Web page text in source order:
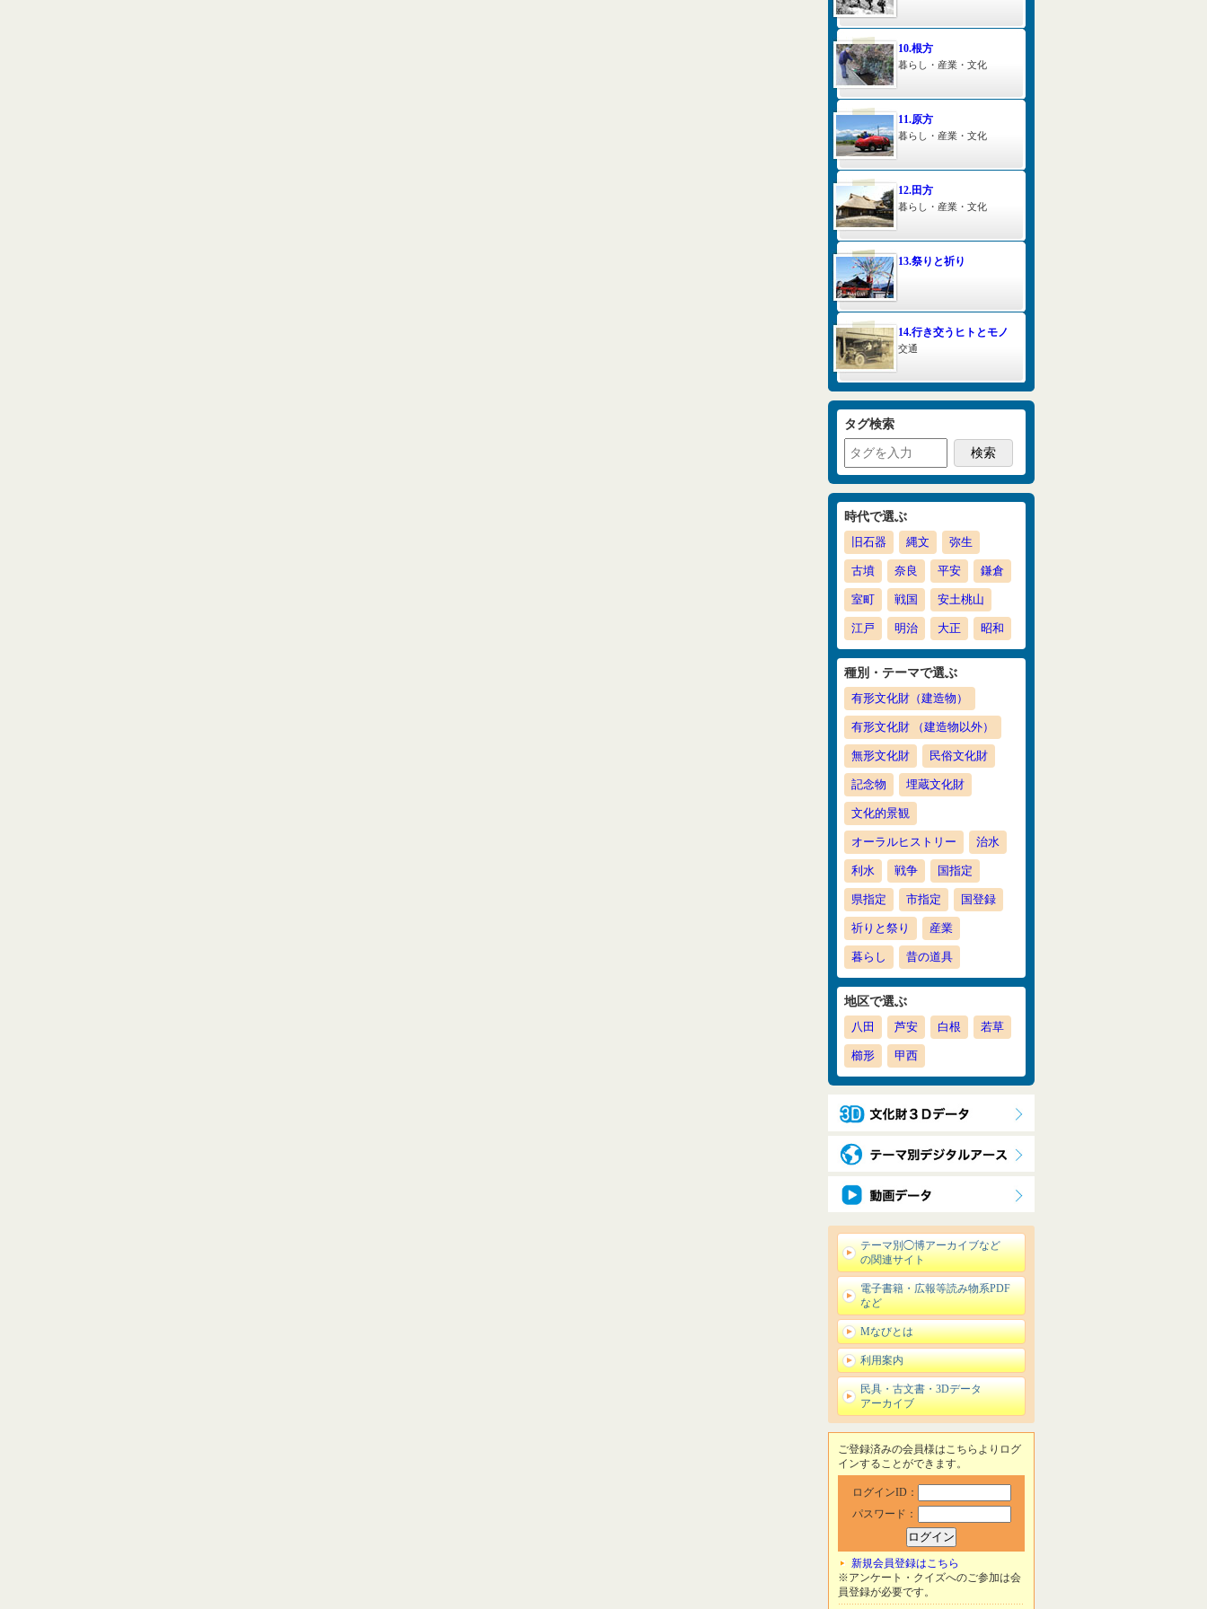
10.根方
暮らし・産業・文化
11.原方
暮らし・産業・文化
12.田方
暮らし・産業・文化
13.祭りと祈り
14.行き交うヒトとモノ
交通
タグ検索
時代で選ぶ
旧石器 縄文 弥生
古墳 奈良 平安 鎌倉
室町 戦国 安土桃山
江戸 明治 大正 昭和
種別・テーマで選ぶ
有形文化財（建造物）
有形文化財 （建造物以外）
無形文化財 民俗文化財
記念物 埋蔵文化財
文化的景観
オーラルヒストリー 治水
利水 戦争 国指定
県指定 市指定 国登録
祈りと祭り 産業
暮らし 昔の道具
地区で選ぶ
八田 芦安 白根 若草
櫛形 甲西
テーマ別◯博アーカイブなど
の関連サイト
電子書籍・広報等読み物系PDF
など
Mなびとは
利用案内
民具・古文書・3Dデータ
アーカイブ
ご登録済みの会員様はこちらよりログ
インすることができます。
ログインID：
パスワード：
新規会員登録はこちら
※アンケート・クイズへのご参加は会
員登録が必要です。